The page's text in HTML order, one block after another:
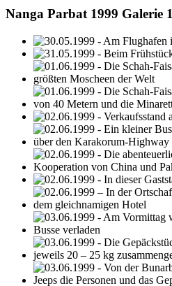
Nanga Parbat 1999 Galerie 1